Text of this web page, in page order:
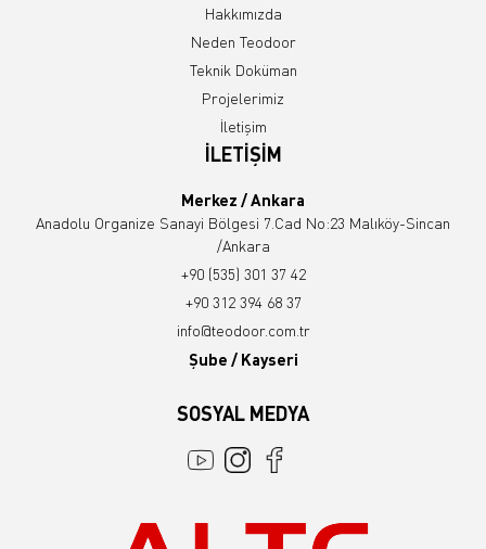
Hakkımızda
Neden Teodoor
Teknik Doküman
Projelerimiz
İletişim
İLETİŞİM
Merkez / Ankara
Anadolu Organize Sanayi Bölgesi 7.Cad No:23 Malıköy-Sincan
/Ankara
+90 (535) 301 37 42
+90 312 394 68 37
info@teodoor.com.tr
Şube / Kayseri
SOSYAL MEDYA